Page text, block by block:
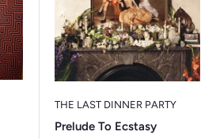
THE LAST DINNER PARTY
Prelude To Ecstasy